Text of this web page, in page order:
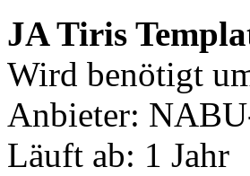
JA Tiris
Wird benötigt
Anbieter:
Läuft ab: 1 Jahr